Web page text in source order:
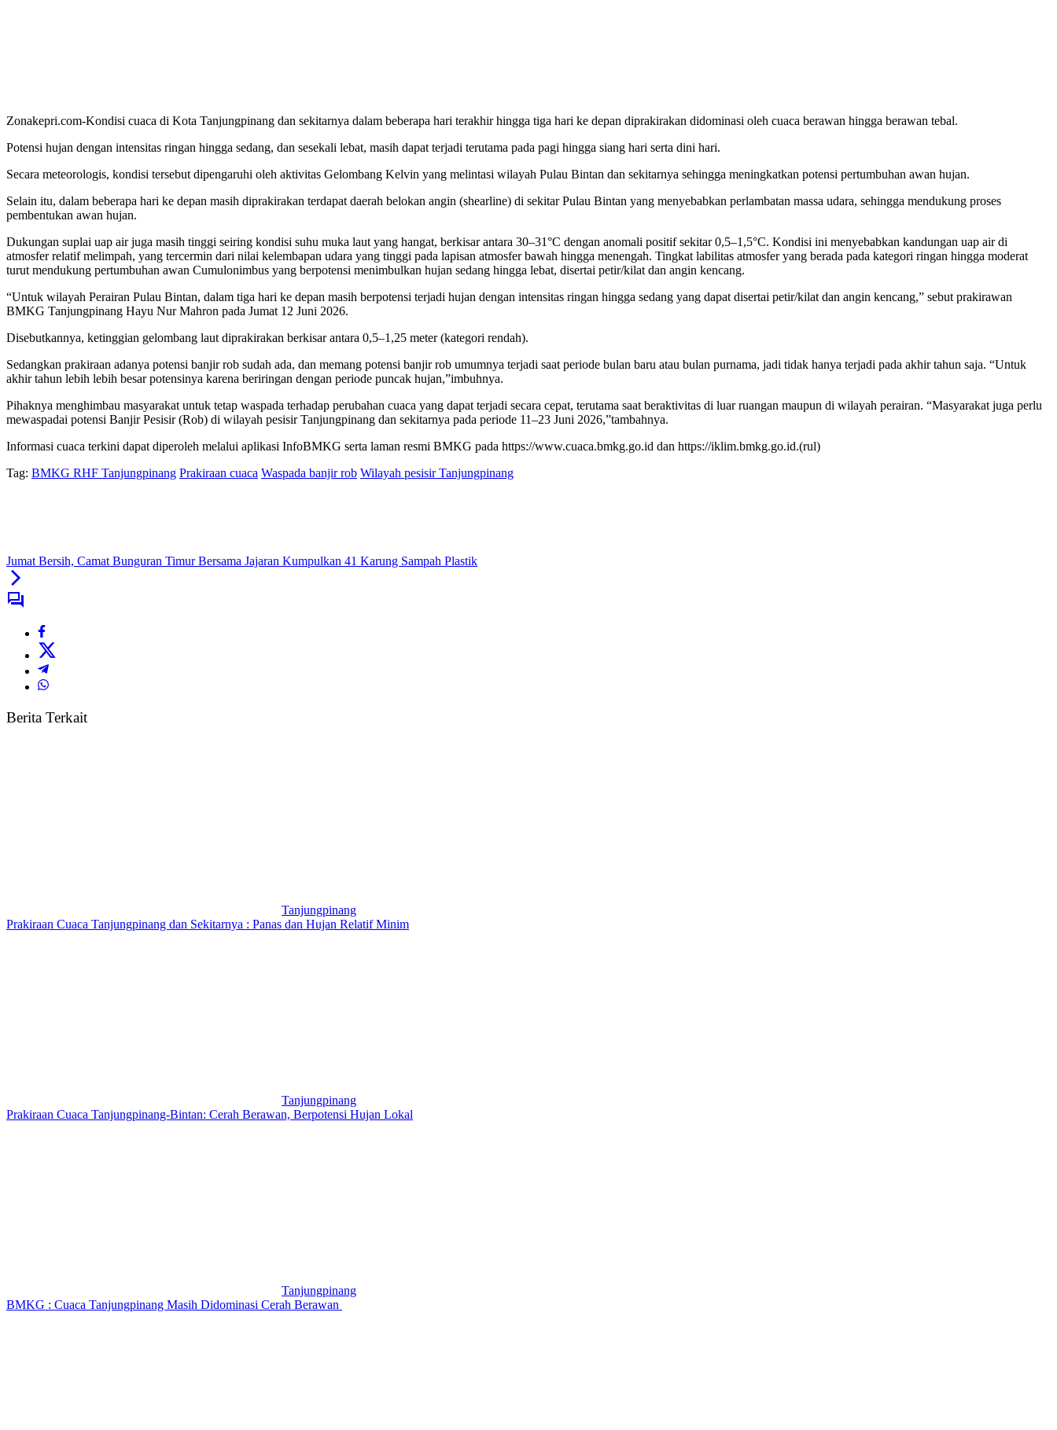
Zonakepri.com-Kondisi cuaca di Kota Tanjungpinang dan sekitarnya dalam beberapa hari terakhir hingga tiga hari ke depan diprakirakan didominasi oleh cuaca berawan hingga berawan tebal.
Potensi hujan dengan intensitas ringan hingga sedang, dan sesekali lebat, masih dapat terjadi terutama pada pagi hingga siang hari serta dini hari.
Secara meteorologis, kondisi tersebut dipengaruhi oleh aktivitas Gelombang Kelvin yang melintasi wilayah Pulau Bintan dan sekitarnya sehingga meningkatkan potensi pertumbuhan awan hujan.
Selain itu, dalam beberapa hari ke depan masih diprakirakan terdapat daerah belokan angin (shearline) di sekitar Pulau Bintan yang menyebabkan perlambatan massa udara, sehingga mendukung proses
pembentukan awan hujan.
Dukungan suplai uap air juga masih tinggi seiring kondisi suhu muka laut yang hangat, berkisar antara 30–31°C dengan anomali positif sekitar 0,5–1,5°C. Kondisi ini menyebabkan kandungan uap air di
atmosfer relatif melimpah, yang tercermin dari nilai kelembapan udara yang tinggi pada lapisan atmosfer bawah hingga menengah. Tingkat labilitas atmosfer yang berada pada kategori ringan hingga moderat
turut mendukung pertumbuhan awan Cumulonimbus yang berpotensi menimbulkan hujan sedang hingga lebat, disertai petir/kilat dan angin kencang.
“Untuk wilayah Perairan Pulau Bintan, dalam tiga hari ke depan masih berpotensi terjadi hujan dengan intensitas ringan hingga sedang yang dapat disertai petir/kilat dan angin kencang,” sebut prakirawan
BMKG Tanjungpinang Hayu Nur Mahron pada Jumat 12 Juni 2026.
Disebutkannya, ketinggian gelombang laut diprakirakan berkisar antara 0,5–1,25 meter (kategori rendah).
Sedangkan prakiraan adanya potensi banjir rob sudah ada, dan memang potensi banjir rob umumnya terjadi saat periode bulan baru atau bulan purnama, jadi tidak hanya terjadi pada akhir tahun saja. “Untuk
akhir tahun lebih lebih besar potensinya karena beriringan dengan periode puncak hujan,”imbuhnya.
Pihaknya menghimbau masyarakat untuk tetap waspada terhadap perubahan cuaca yang dapat terjadi secara cepat, terutama saat beraktivitas di luar ruangan maupun di wilayah perairan. “Masyarakat juga perlu
mewaspadai potensi Banjir Pesisir (Rob) di wilayah pesisir Tanjungpinang dan sekitarnya pada periode 11–23 Juni 2026,”tambahnya.
Informasi cuaca terkini dapat diperoleh melalui aplikasi InfoBMKG serta laman resmi BMKG pada https://www.cuaca.bmkg.go.id dan https://iklim.bmkg.go.id.(rul)
Tag: BMKG RHF Tanjungpinang Prakiraan cuaca Waspada banjir rob Wilayah pesisir Tanjungpinang
Jumat Bersih, Camat Bunguran Timur Bersama Jajaran Kumpulkan 41 Karung Sampah Plastik
Berita Terkait
Tanjungpinang
Prakiraan Cuaca Tanjungpinang dan Sekitarnya : Panas dan Hujan Relatif Minim
Tanjungpinang
Prakiraan Cuaca Tanjungpinang-Bintan: Cerah Berawan, Berpotensi Hujan Lokal
Tanjungpinang
BMKG : Cuaca Tanjungpinang Masih Didominasi Cerah Berawan